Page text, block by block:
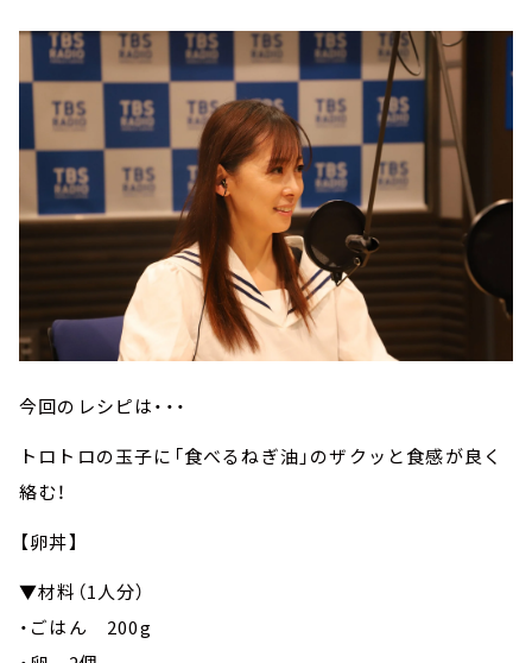
今回のレシピは・・・
トロトロの玉子に「食べるねぎ油」のザクッと食感が良く
絡む！
【卵丼】
▼材料（1人分）
・ごはん 200g